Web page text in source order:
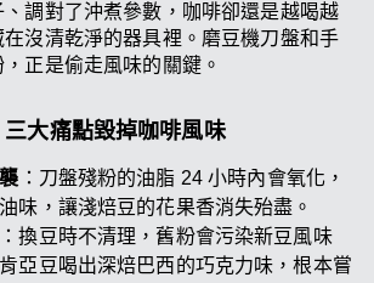
調對了沖煮參數，咖啡卻還是越喝越
沒清乾淨的器具裡。磨豆機刀盤和手
正是偷走風味的關鍵。
大痛點毀掉咖啡風味
：刀盤殘粉的油脂 24 小時內會氧化，
味，讓淺焙豆的花果香消失殆盡。
：換豆時不清理，舊粉會污染新豆風味
豆喝出深焙巴西的巧克力味，根本嘗